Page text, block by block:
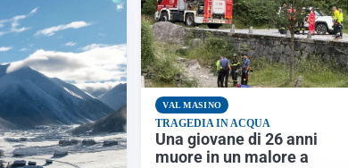
VAL MASINO
TRAGEDIA IN ACQUA
Una giovane di 26 anni
muore in un malore a